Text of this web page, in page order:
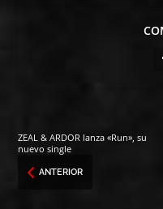
ZEAL & ARDOR lanza «Run», su
nuevo single
ANTERIOR